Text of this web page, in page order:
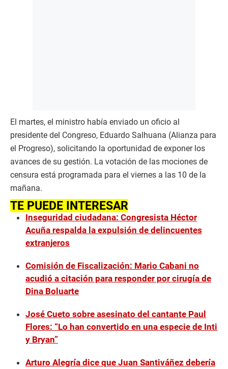
El martes, el ministro había enviado un oficio al
presidente del Congreso, Eduardo Salhuana (Alianza para
el Progreso), solicitando la oportunidad de exponer los
avances de su gestión. La votación de las mociones de
censura está programada para el viernes a las 10 de la
mañana.
TE PUEDE INTERESAR
Inseguridad ciudadana: Congresista Héctor
Acuña respalda la expulsión de delincuentes
extranjeros
Comisión de Fiscalización: Mario Cabani no
acudió a citación para responder por cirugía de
Dina Boluarte
José Cueto sobre asesinato del cantante Paul
Flores: “Lo han convertido en una especie de Inti
y Bryan”
Arturo Alegría dice que Juan Santiváñez debería